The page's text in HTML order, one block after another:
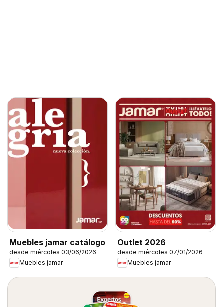
Muebles jamar catálogo
desde miércoles 03/06/2026
Muebles jamar
Outlet 2026
desde miércoles 07/01/2026
Muebles jamar